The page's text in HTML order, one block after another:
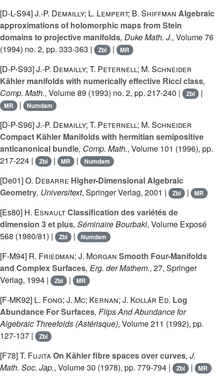
[D-L-S94]J.-P. Demailly; L. Lempert; B. Shiffman Algebraic
approximations of holomorphic maps from Stein
domains to projective manifolds, Duke Math. J., Volume 76
(1994) no. 2, pp. 333-363 |
Zbl | MR
[D-P-S93]J.-P. Demailly; T. Peternell; M. Schneider
Kähler manifolds with numerically effective Ricci class,
Comp. Math., Volume 89 (1993) no. 2, pp. 217-240 | Zbl |
MR | Numdam
[D-P-S96]J.-P. Demailly; T. Peternell; M. Schneider
Compact Kähler Manifolds with hermitian semipositive
anticanonical bundle, Comp. Math., Volume 101 (1996), pp.
217-224 |
Zbl | MR | Numdam
[De01]O. Debarre Higher-Dimensional Algebraic
Geometry, Universitext, Springer Verlag, 2001 | Zbl | MR
[Es80] H. EsnaultClassification des variétés de
dimension 3 et plus, Séminaire Bourbaki, Volume Exposé
568 (1980/81) | Zbl | Numdam
[F-M94] R. Friedman; J. Morgan Smooth Four-Manifolds
and Complex Surfaces, Erg. der Mathem., 27, Springer
Verlag, 1994 |
Zbl | MR
[F-MK92] L. Fong; J. Mc; Kernan; J. Kollár Ed. Log
Abundance For Surfaces, Flips And Abundance for
Algebraic Threefolds (Astérisque), Volume 211 (1992), pp.
127-137 |
Zbl
[F78]T. FujitaOn Kähler fibre spaces over curves, J.
Math. Soc. Jap., Volume 30 (1978), pp. 779-794 | Zbl | MR